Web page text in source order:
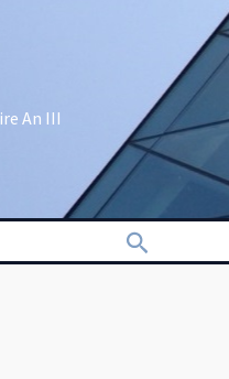
An III